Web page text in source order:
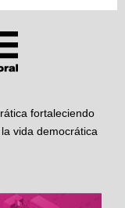
fortaleciendo
vida democrática